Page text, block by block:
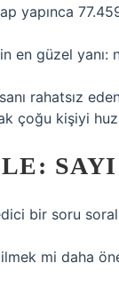
yapınca
en güzel yanı:
rahatsız
çoğu kişiyi
bir soru
mi daha